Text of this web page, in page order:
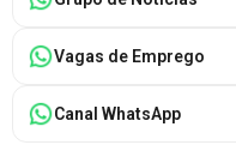
Vagas de Emprego
Canal WhatsApp